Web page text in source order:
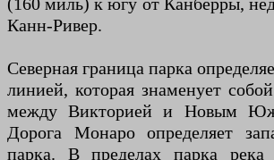
Канн-Ривер.
Северная граница парка
линией, которая знаменует
между Викторией и Новым
Дорога Монаро определяет
парка. В пределах парка река